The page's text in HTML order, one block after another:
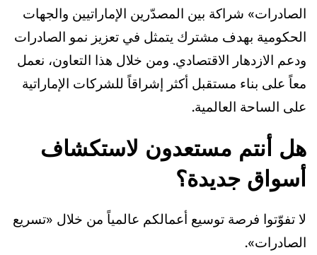
الصادرات» شراكة بين المصدّرين الإماراتيين والجهات
الحكومية بهدف مشترك يتمثل في تعزيز نمو الصادرات
ودعم الازدهار الاقتصادي. ومن خلال هذا التعاون، نعمل
معاً على بناء مستقبل أكثر إشراقاً للشركات الإماراتية
على الساحة العالمية.
هل أنتم مستعدون لاستكشاف
أسواق جديدة؟
لا تفوّتوا فرصة توسيع أعمالكم عالمياً من خلال «تسريع
الصادرات».